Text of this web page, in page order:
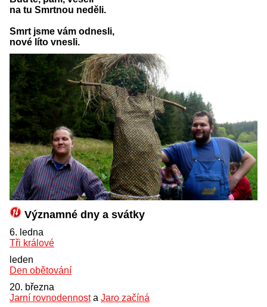
na tu Smrtnou neděli.
Smrt jsme vám odnesli,
nové líto vnesli.
Významné dny a svátky
6. ledna
Tři králové
leden
Den obětování
20. března
Jarní rovnodennosta Jaro začíná